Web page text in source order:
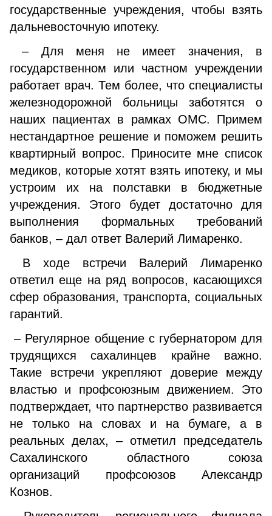
государственные учреждения, чтобы взять
дальневосточную ипотеку.
– Для меня не имеет значения, в
государственном или частном учреждении
работает врач. Тем более, что специалисты
железнодорожной больницы заботятся о
наших пациентах в рамках ОМС. Примем
нестандартное решение и поможем решить
квартирный вопрос. Приносите мне список
медиков, которые хотят взять ипотеку, и мы
устроим их на полставки в бюджетные
учреждения. Этого будет достаточно для
выполнения формальных требований
банков, – дал ответ Валерий Лимаренко.
В ходе встречи Валерий Лимаренко
ответил еще на ряд вопросов, касающихся
сфер образования, транспорта, социальных
гарантий.
– Регулярное общение с губернатором для
трудящихся сахалинцев крайне важно.
Такие встречи укрепляют доверие между
властью и профсоюзным движением. Это
подтверждает, что партнерство развивается
не только на словах и на бумаге, а в
реальных делах, – отметил председатель
Сахалинского областного союза
организаций профсоюзов Александр
Кознов.